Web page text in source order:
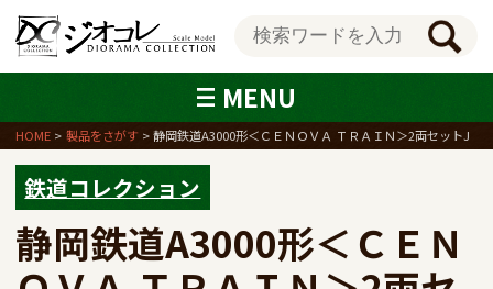
MENU
HOME 製品をさがす 静岡鉄道A3000形＜ＣＥＮＯＶＡ ＴＲＡＩＮ＞2両セットJ
鉄道コレクション
静岡鉄道A3000形＜ＣＥＮ